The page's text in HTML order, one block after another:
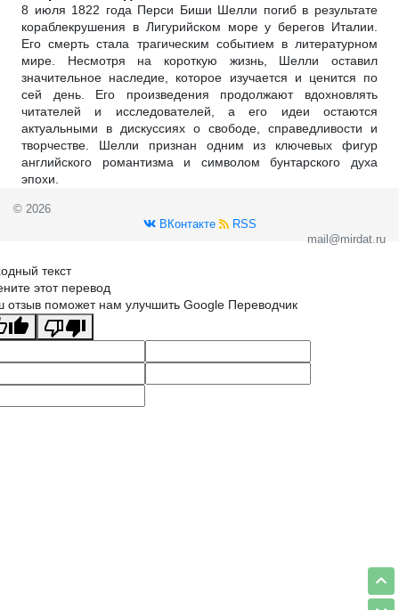
8 июля 1822 года Перси Биши Шелли погиб в результате
кораблекрушения в Лигурийском море у берегов Италии.
Его смерть стала трагическим событием в литературном
мире. Несмотря на короткую жизнь, Шелли оставил
значительное наследие, которое изучается и ценится по
сей день. Его произведения продолжают вдохновлять
читателей и исследователей, а его идеи остаются
актуальными в дискуссиях о свободе, справедливости и
творчестве. Шелли признан одним из ключевых фигур
английского романтизма и символом бунтарского духа
эпохи.
© 2026
ВКонтакте
RSS
mail@mirdat.ru
текст
этот перевод
отзыв поможет нам улучшить Google Переводчик